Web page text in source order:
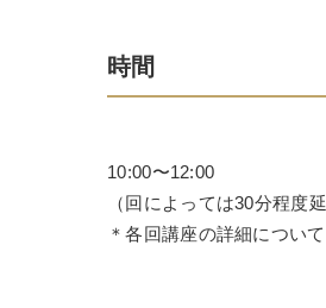
時間
10:00〜12:00
（回によっては30分程度
＊各回講座の詳細につい